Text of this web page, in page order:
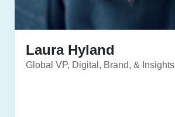
Laura Hyland
Global VP, Digital, Brand, & Insights